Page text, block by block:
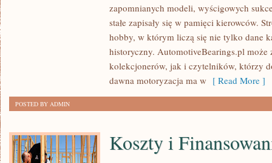
zapomnianych modeli, wyścigowych
stałe zapisały się w pamięci kierowców.
hobby, w którym liczą się nie tylko dane
historyczny. AutomotiveBearings.pl może
kolekcjonerów, jak i czytelników, którzy
dawna motoryzacja ma w [ Read More ]
POSTED BY ADMIN
Koszty i